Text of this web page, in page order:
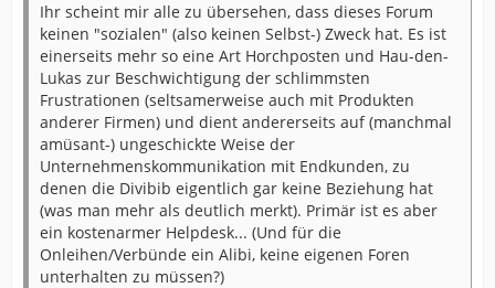
Ihr scheint mir alle zu übersehen, dass dieses Forum
keinen "sozialen" (also keinen Selbst-) Zweck hat. Es ist
einerseits mehr so eine Art Horchposten und Hau-den-
Lukas zur Beschwichtigung der schlimmsten
Frustrationen (seltsamerweise auch mit Produkten
anderer Firmen) und dient andererseits auf (manchmal
amüsant-) ungeschickte Weise der
Unternehmenskommunikation mit Endkunden, zu
denen die Divibib eigentlich gar keine Beziehung hat
(was man mehr als deutlich merkt). Primär ist es aber
ein kostenarmer Helpdesk... (Und für die
Onleihen/Verbünde ein Alibi, keine eigenen Foren
unterhalten zu müssen?)